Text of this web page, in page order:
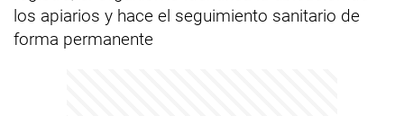
los apiarios y hace el seguimiento sanitario de
forma permanente